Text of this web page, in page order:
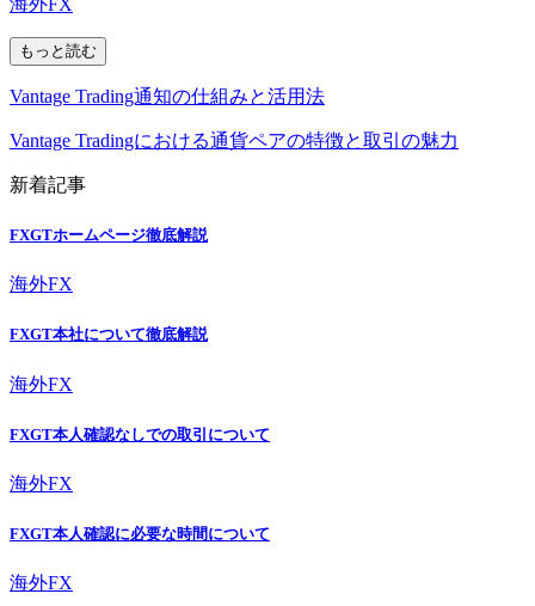
もっと読む
Vantage Trading通知の仕組みと活用法
Vantage Tradingにおける通貨ペアの特徴と取引の魅力
新着記事
FXGTホームページ徹底解説
海外FX
FXGT本社について徹底解説
海外FX
FXGT本人確認なしでの取引について
海外FX
FXGT本人確認に必要な時間について
海外FX